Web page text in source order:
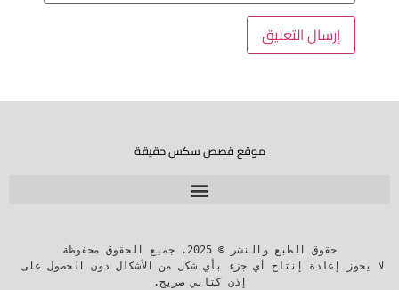
موقع قصص سكس حقيقة
لا يجوز إعادة إنتاج أي جزء بأي شكل من الأشكال دون الحصول على
إذن كتابي صريح.